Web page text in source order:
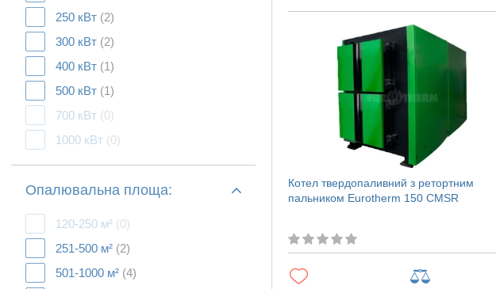
250 кВт (2)
300 кВт (2)
400 кВт (1)
500 кВт (1)
700 кВт (0)
1000 кВт (0)
Опалювальна площа:
120-250 м² (0)
251-500 м² (2)
501-1000 м² (4)
Котел твердопаливний з ретортним
пальником Eurotherm 150 CMSR